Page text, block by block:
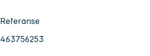
Referanse
463756253